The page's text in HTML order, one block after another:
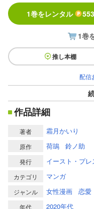
1巻をレンタル 553
1巻
推し本棚
配信
作品詳細
著者 霜月かいり
原作 荷鴣 鈴ノ助
発行 イースト・プレ
カテゴリ マンガ
ジャンル 女性漫画 恋愛
年代 2020年代